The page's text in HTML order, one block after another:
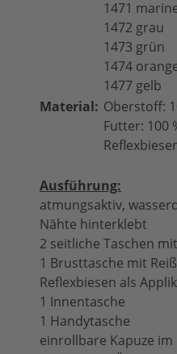
1471
1472 grau
1473 grün
1474
1477 gelb
Material: Oberstoff:
Futter: 100
Ausführung:
atmungsaktiv,
Nähte hinterklebt
2 seitliche Taschen
1 Brusttasche mit
Reflexbiesen als
1 Innentasche
1 Handytasche
einrollbare Kapuze im